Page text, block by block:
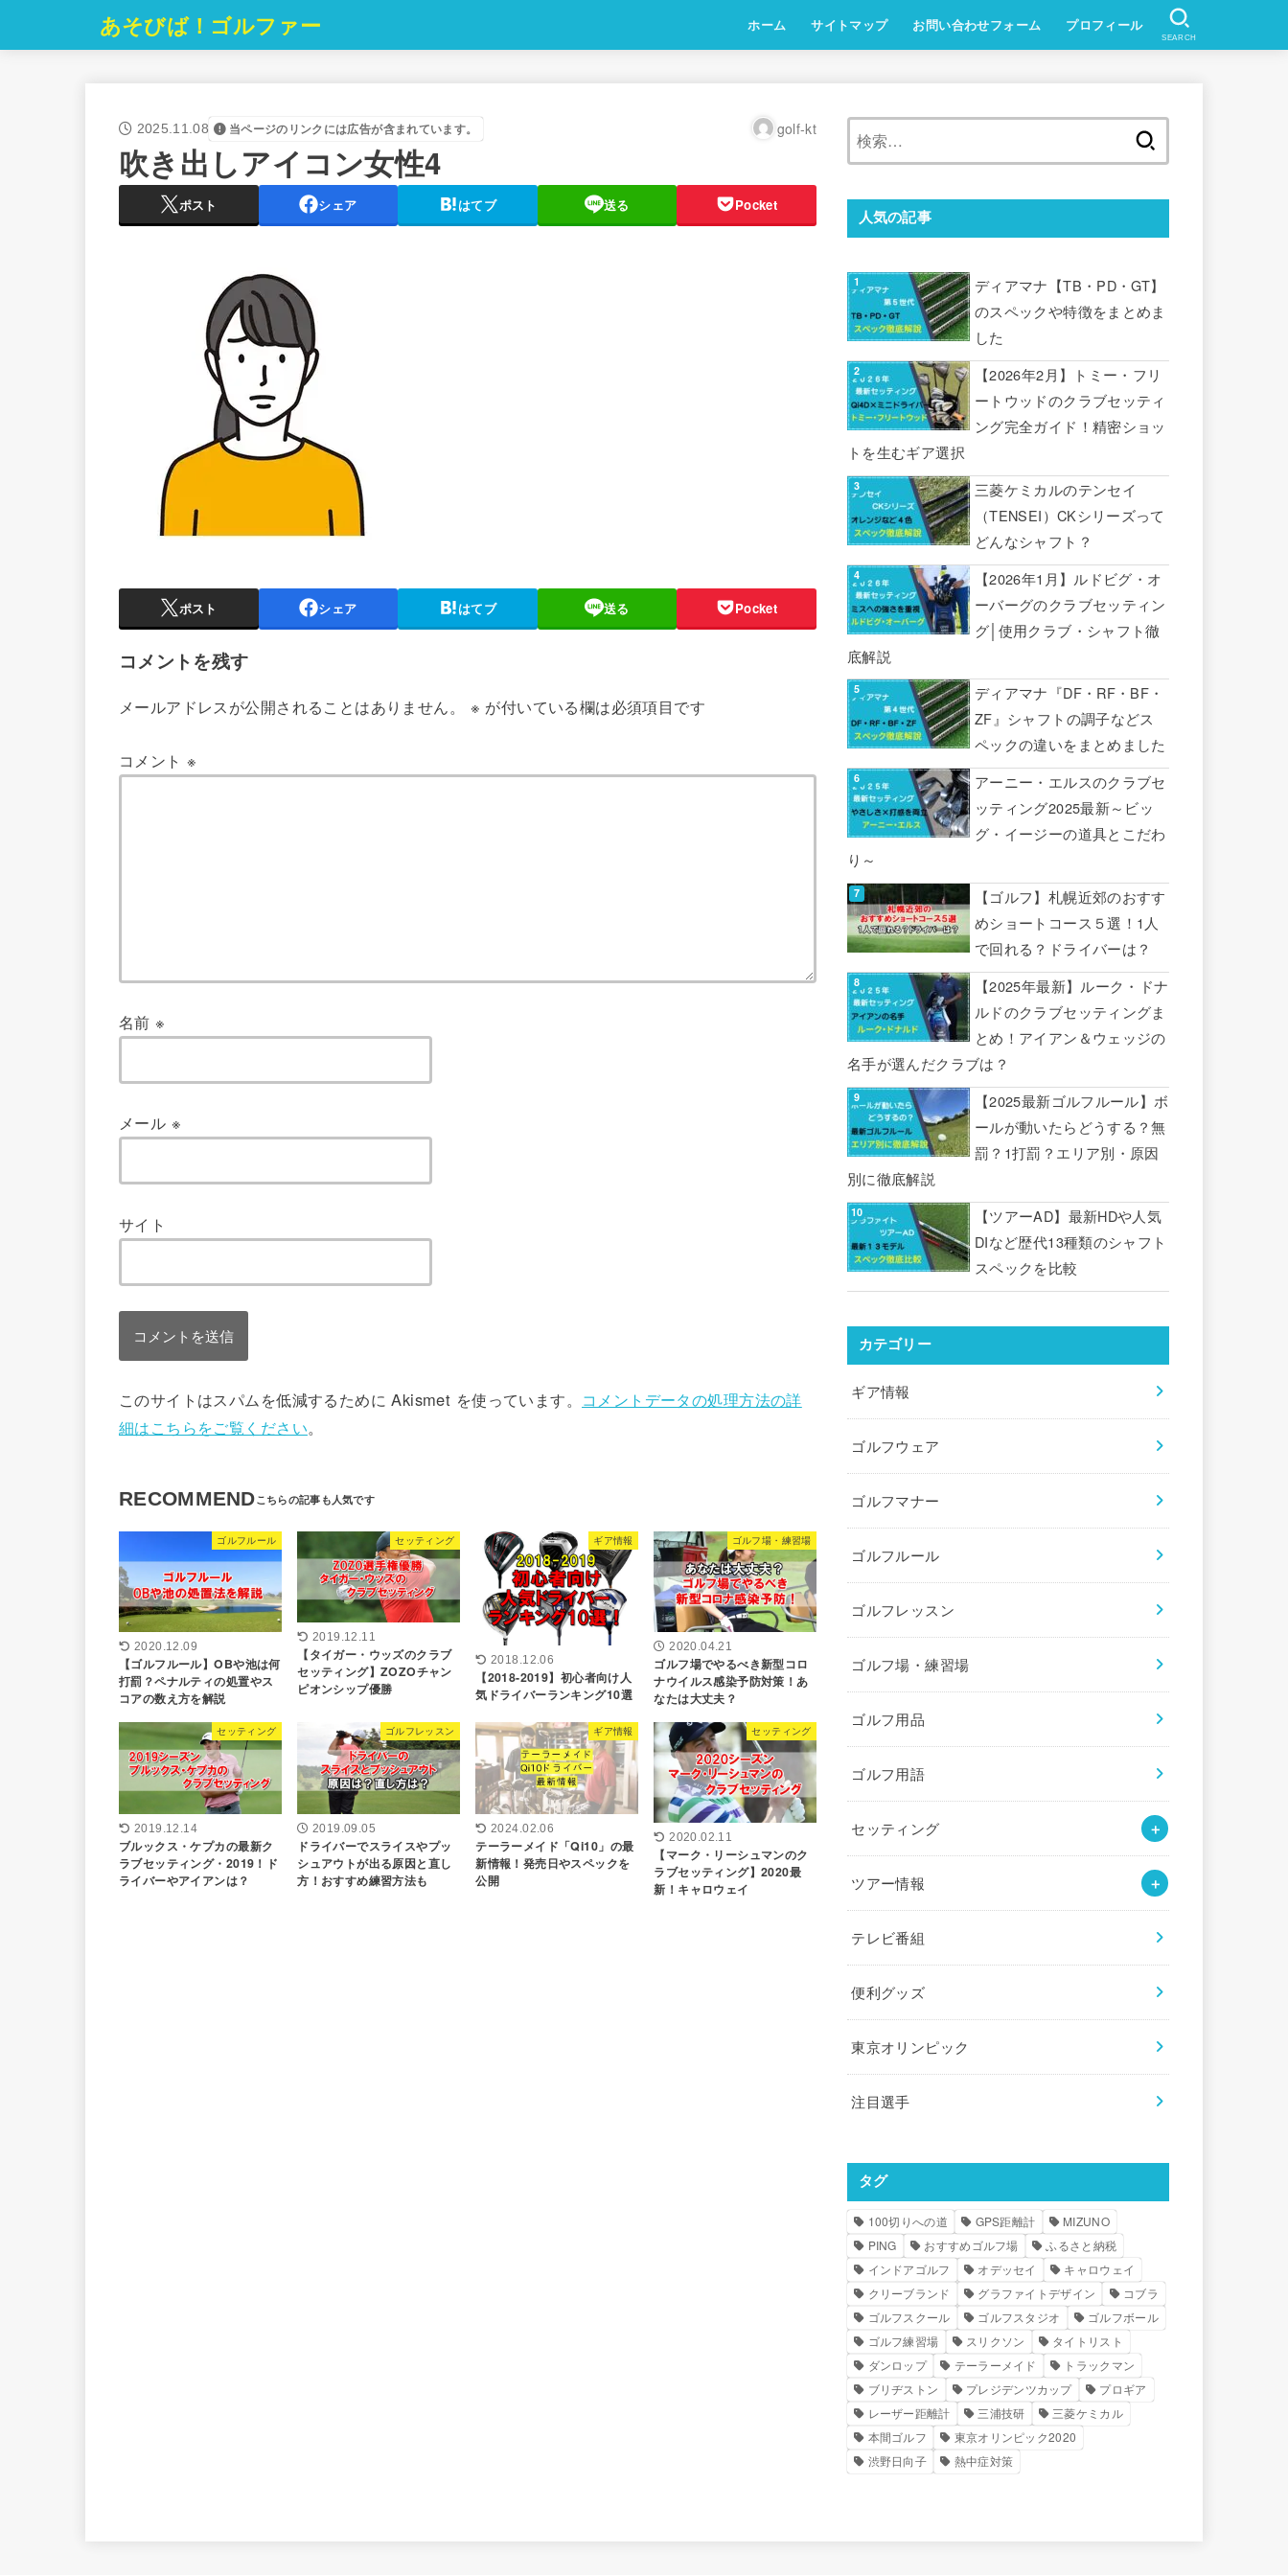
あそびば！ゴルファー ホーム サイトマップ お問い合わせフォーム プロフィール
SEARCH
2025.11.08 当ページのリンクには広告が含まれています。 golf-kt
吹き出しアイコン女性4
ポスト シェア はてブ 送る Pocket
ポスト シェア はてブ 送る Pocket
コメントを残す
メールアドレスが公開されることはありません。 ※ が付いている欄は必須項目です
コメント※
名前※
メール ※
サイト
このサイトはスパムを低減するために Akismet を使っています。 コメントデータの処理方法の詳
細はこちらをご覧ください。
RECOMMEND
ゴルフルール
2020.12.09
【ゴルフルール】OBや池は何
打罰？ペナルティの処置やス
コアの数え方を解説
セッティング
2019.12.11
【タイガー・ウッズのクラブ
セッティング】ZOZOチャン
ピオンシップ優勝
ギア情報
2018.12.06
【2018-2019】初心者向け人
気ドライバーランキング10選
ゴルフ場・練習場
2020.04.21
ゴルフ場でやるべき新型コロ
ナウイルス感染予防対策！あ
なたは大丈夫？
セッティング
2019.12.14
ブルックス・ケプカの最新ク
ラブセッティング・2019！ド
ライバーやアイアンは？
ゴルフレッスン
2019.09.05
ドライバーでスライスやプッ
シュアウトが出る原因と直し
方！おすすめ練習方法も
ギア情報
2024.02.06
テーラーメイド「Qi10」の最
新情報！発売日やスペックを
公開
セッティング
2020.02.11
【マーク・リーシュマンのク
ラブセッティング】2020最
新！キャロウェイ
人気の記事
ディアマナ【TB・PD・GT】
のスペックや特徴をまとめま
した
【2026年2月】トミー・フリ
ートウッドのクラブセッティ
ング完全ガイド！精密ショッ
トを生むギア選択
三菱ケミカルのテンセイ
（TENSEI）CKシリーズって
どんなシャフト？
【2026年1月】ルドビグ・オ
ーバーグのクラブセッティン
グ│使用クラブ・シャフト徹
底解説
ディアマナ『DF・RF・BF・
ZF』シャフトの調子などス
ペックの違いをまとめました
アーニー・エルスのクラブセ
ッティング2025最新～ビッ
グ・イージーの道具とこだわ
り～
【ゴルフ】札幌近郊のおすす
めショートコース５選！1人
で回れる？ドライバーは？
【2025年最新】ルーク・ドナ
ルドのクラブセッティングま
とめ！アイアン＆ウェッジの
名手が選んだクラブは？
【2025最新ゴルフルール】ボ
ールが動いたらどうする？無
罰？1打罰？エリア別・原因
別に徹底解説
【ツアーAD】最新HDや人気
DIなど歴代13種類のシャフト
スペックを比較
カテゴリー
ギア情報
ゴルフウェア
ゴルフマナー
ゴルフルール
ゴルフレッスン
ゴルフ場・練習場
ゴルフ用品
ゴルフ用語
セッティング
ツアー情報
テレビ番組
便利グッズ
東京オリンピック
注目選手
タグ
100切りへの道 GPS距離計
MIZUNO
PING
おすすめゴルフ場
ふるさと納税
インドアゴルフ
オデッセイ
キャロウェイ
クリーブランド
グラファイトデザイン
コブラ
ゴルフスクール
ゴルフスタジオ
ゴルフボール
ゴルフ練習場
スリクソン
タイトリスト
ダンロップ
テーラーメイド
トラックマン
ブリヂストン
プレジデンツカップ
プロギア
レーザー距離計
三浦技研
三菱ケミカル
本間ゴルフ
東京オリンピック2020
渋野日向子
熱中症対策